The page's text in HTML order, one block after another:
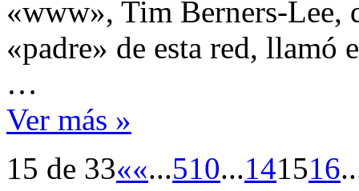
«www», Tim Berners-Lee,
«padre» de esta red, llamó
…
Ver más »
15 de 33««...510...141516